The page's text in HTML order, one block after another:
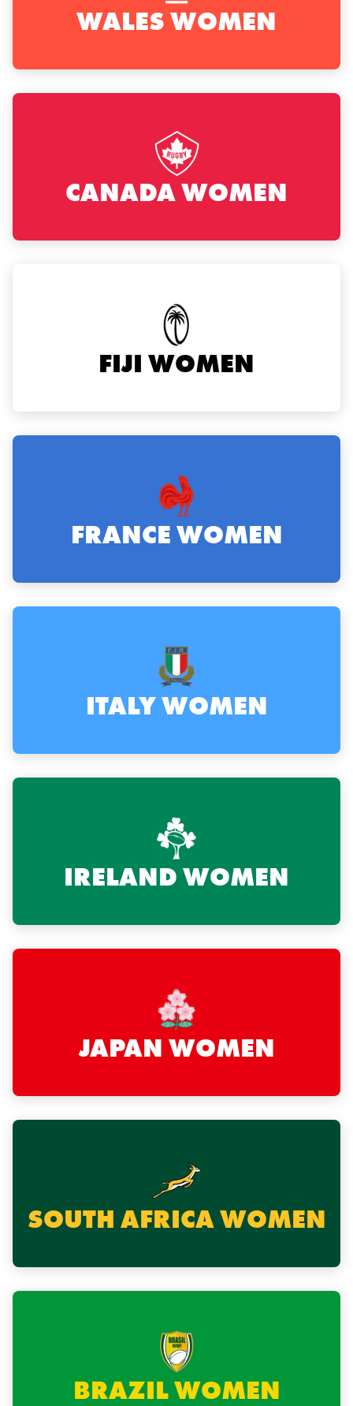
WALES WOMEN
CANADA WOMEN
FIJI WOMEN
FRANCE WOMEN
ITALY WOMEN
IRELAND WOMEN
JAPAN WOMEN
SOUTH AFRICA WOMEN
BRAZIL WOMEN